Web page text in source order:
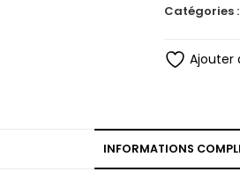
Catégories :
Ajouter
INFORMATIONS